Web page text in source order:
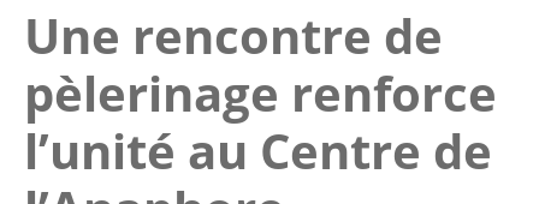
Une rencontre de
pèlerinage renforce
l’unité au Centre de